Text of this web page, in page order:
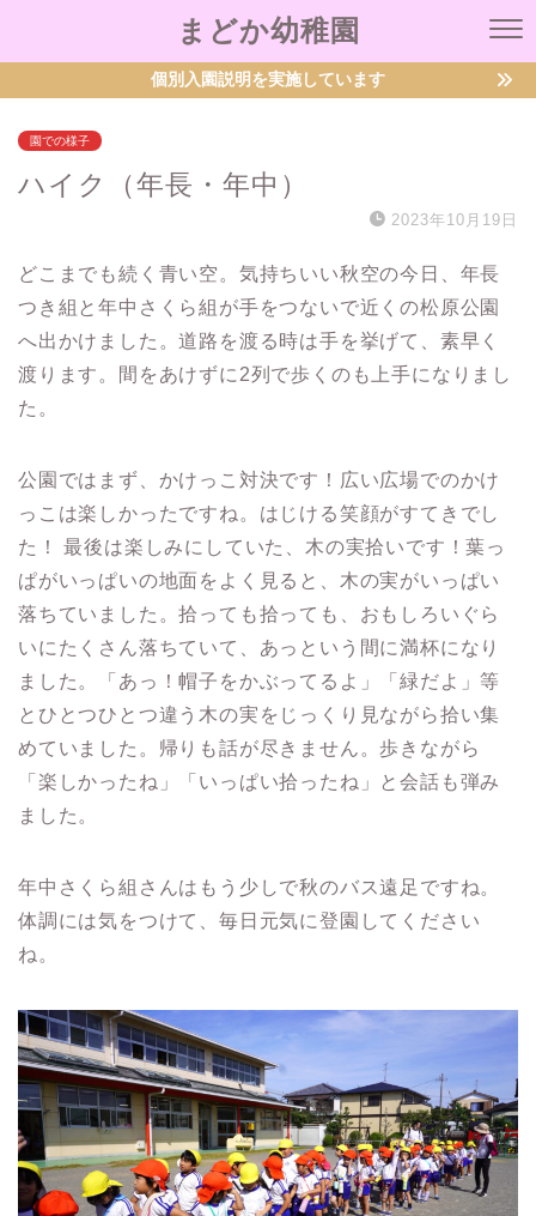
まどか幼稚園
個別入園説明を実施しています
園での様子
ハイク（年長・年中）
2023年10月19日
どこまでも続く青い空。気持ちいい秋空の今日、年長
つき組と年中さくら組が手をつないで近くの松原公園
へ出かけました。道路を渡る時は手を挙げて、素早く
渡ります。間をあけずに2列で歩くのも上手になりまし
た。
公園ではまず、かけっこ対決です！広い広場でのかけ
っこは楽しかったですね。はじける笑顔がすてきでし
た！ 最後は楽しみにしていた、木の実拾いです！葉っ
ぱがいっぱいの地面をよく見ると、木の実がいっぱい
落ちていました。拾っても拾っても、おもしろいぐら
いにたくさん落ちていて、あっという間に満杯になり
ました。「あっ！帽子をかぶってるよ」「緑だよ」等
とひとつひとつ違う木の実をじっくり見ながら拾い集
めていました。帰りも話が尽きません。歩きながら
「楽しかったね」「いっぱい拾ったね」と会話も弾み
ました。
年中さくら組さんはもう少しで秋のバス遠足ですね。
体調には気をつけて、毎日元気に登園してください
ね。